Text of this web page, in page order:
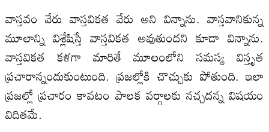
వాస్తవం వేరు వాస్తవికత వేరు అని విన్నాను. వాస్తవానికున్న
మూలాన్ని విశ్లేషిస్తే వాస్తవికత అవుతుందని కూడా విన్నాను.
వాస్తవికత కళగా మారితే మూలంలోని సమస్య విస్తృత
ప్రచారాన్నందుకుంటుంది. ప్రజల్లోకి చొచ్చుకు పోతుంది. ఇలా
ప్రజల్లో ప్రచారం కావటం పాలక వర్గాలకు నచ్చదన్న విషయం
విదితమే.